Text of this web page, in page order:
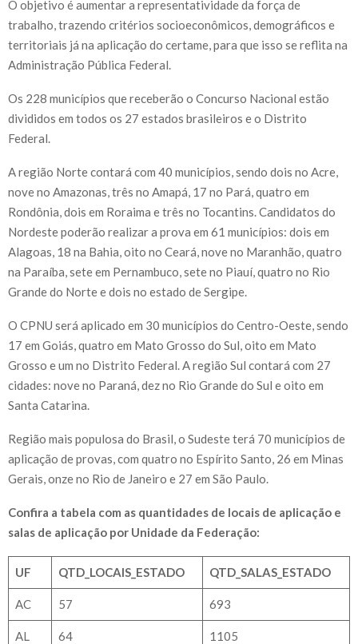
O objetivo é aumentar a representatividade da força de
trabalho, trazendo critérios socioeconômicos, demográficos e
territoriais já na aplicação do certame, para que isso se reflita na
Administração Pública Federal.
Os 228 municípios que receberão o Concurso Nacional estão
divididos em todos os 27 estados brasileiros e o Distrito
Federal.
A região Norte contará com 40 municípios, sendo dois no Acre,
nove no Amazonas, três no Amapá, 17 no Pará, quatro em
Rondônia, dois em Roraima e três no Tocantins. Candidatos do
Nordeste poderão realizar a prova em 61 municípios: dois em
Alagoas, 18 na Bahia, oito no Ceará, nove no Maranhão, quatro
na Paraíba, sete em Pernambuco, sete no Piauí, quatro no Rio
Grande do Norte e dois no estado de Sergipe.
O CPNU será aplicado em 30 municípios do Centro-Oeste, sendo
17 em Goiás, quatro em Mato Grosso do Sul, oito em Mato
Grosso e um no Distrito Federal. A região Sul contará com 27
cidades: nove no Paraná, dez no Rio Grande do Sul e oito em
Santa Catarina.
Região mais populosa do Brasil, o Sudeste terá 70 municípios de
aplicação de provas, com quatro no Espírito Santo, 26 em Minas
Gerais, onze no Rio de Janeiro e 27 em São Paulo.
Confira a tabela com as quantidades de locais de aplicação e
salas de aplicação por Unidade da Federação:
UF QTD_LOCAIS_ESTADO QTD_SALAS_ESTADO
AC 57 693
AL 64 1105